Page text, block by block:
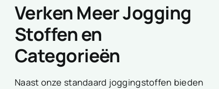
Verken Meer Jogging
Stoffen en
Categorieën
Naast onze standaard joggingstoffen bieden